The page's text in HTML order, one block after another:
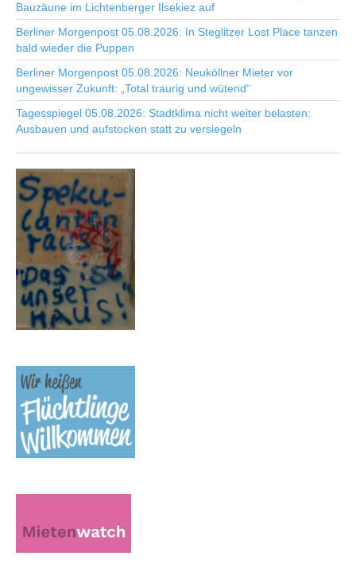
Bauzäune im Lichtenberger Ilsekiez auf
Berliner Morgenpost 05.08.2026: In Steglitzer Lost Place tanzen
bald wieder die Puppen
Berliner Morgenpost 05.08.2026: Neuköllner Mieter vor
ungewisser Zukunft: „Total traurig und wütend“
Tagesspiegel 05.08.2026: Stadtklima nicht weiter belasten:
Ausbauen und aufstocken statt zu versiegeln